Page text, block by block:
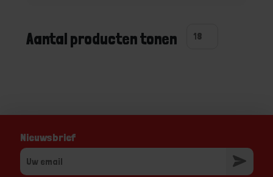
Aantal producten tonen
Nieuwsbrief